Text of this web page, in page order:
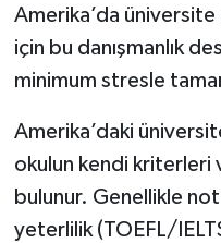
Amerika’da
için bu danışmanlık
minimum stresle
Amerika’daki
okulun kendi kriterleri
bulunur. Genellikle
yeterlilik (TOEFL/